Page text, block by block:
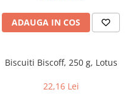
ADAUGA IN COS
Biscuiti Biscoff, 250 g, Lotus
22,16 Lei